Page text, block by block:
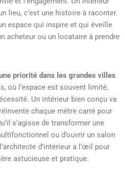
lieu, c’est une histoire à raconter.
espace qui inspire et qui éveille
acheteur ou un locataire à prendre
priorité dans les grandes villes
où l’espace est souvent limité,
Un intérieur bien conçu va
chaque mètre carré pour
s’agisse de transformer une
ou d’ouvrir un salon
d’intérieur a l’œil pour
astucieuse et pratique.